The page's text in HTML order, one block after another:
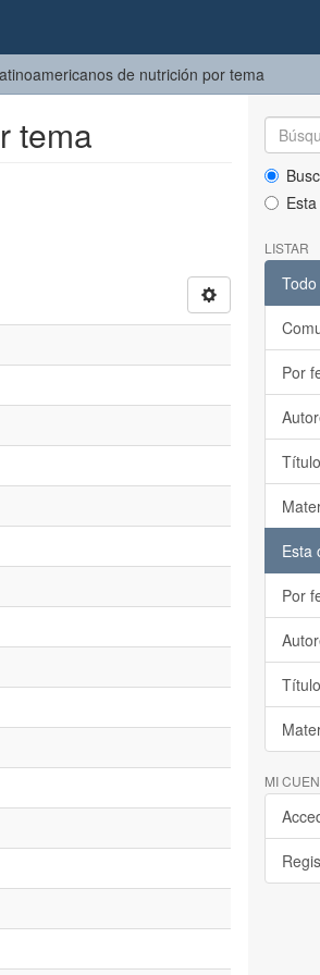
de nutrición por tema
tema
LISTAR
Por
Esta
Por
MI